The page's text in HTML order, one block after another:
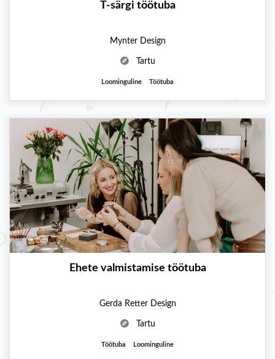
T-särgi töötuba
Mynter Design
Tartu
Loominguline Töötuba
Ehete valmistamise töötuba
Gerda Retter Design
Tartu
Töötuba Loominguline